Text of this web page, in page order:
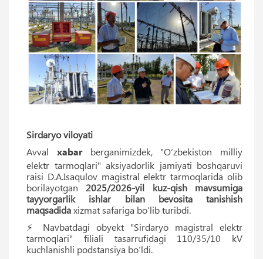
Sirdaryo viloyati
Avval xabarberganimizdek, "O‘zbekiston milliy
elektr tarmoqlari" aksiyadorlik jamiyati boshqaruvi
raisi D.A.Isaqulov magistral elektr tarmoqlarida olib
borilayotgan2025/2026-yil kuz-qish mavsumiga
tayyorgarlik ishlar bilan bevosita tanishish
maqsadidaxizmat safariga bo‘lib turibdi.
⚡️ Navbatdagi obyekt "Sirdaryo magistral elektr
tarmoqlari" filiali tasarrufidagi 110/35/10 kV
kuchlanishli podstansiya bo‘ldi.